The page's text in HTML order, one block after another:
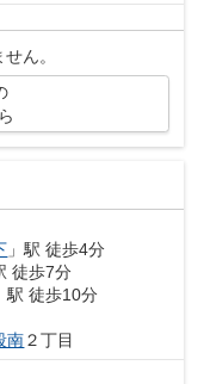
ん。
」駅 徒歩4分
徒歩7分
駅 徒歩10分
南２丁目